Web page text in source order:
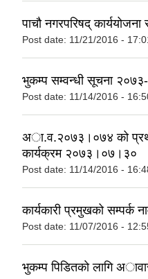
पाचौ नगरपरिषद्
Post date: 11/21/2016 -
भुकम्प सम्वन्धी सूचना
Post date: 11/14/2016 -
अा‍.व.२०७३।०७४ को
कार्यक्रम २०७३।०७।३०
Post date: 11/14/2016 -
कार्यकारी प्रमुखको सम्पर्क
Post date: 11/07/2016 -
भुकम्प पिडितकाे लागि